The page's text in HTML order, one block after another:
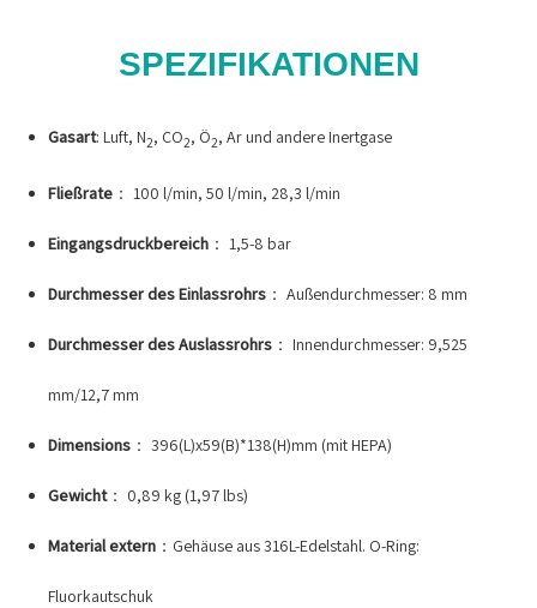
SPEZIFIKATIONEN
Gasart: Luft, N2, CO2, Ö2, Ar und andere Inertgase
Fließrate ： 100 l/min, 50 l/min, 28,3 l/min
Eingangsdruckbereich ： 1,5-8 bar
Durchmesser des Einlassrohrs ： Außendurchmesser: 8 mm
Durchmesser des Auslassrohrs ： Innendurchmesser: 9,525
mm/12,7 mm
Dimensions ： 396(L)x59(B)*138(H)mm (mit HEPA)
Gewicht： 0,89 kg (1,97 lbs)
Material extern ：Gehäuse aus 316L-Edelstahl. O-Ring:
Fluorkautschuk